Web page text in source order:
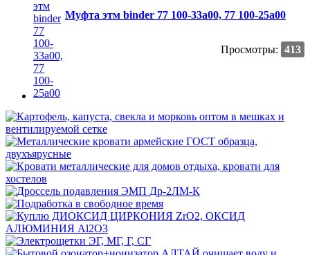
Муфта этм binder 77 100-33a00, 77 100-25a00
Просмотры: 413